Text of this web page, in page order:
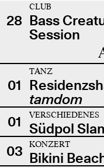
28
CLUB
Bass
Session
01
TANZ
tamdom
01
VERSCHIEDENES
Südpol
03
KONZERT
Bikini